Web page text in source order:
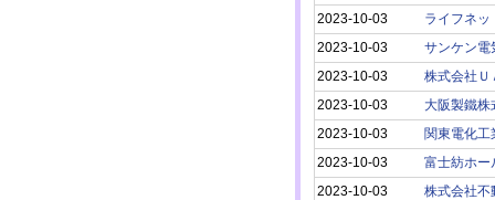
2023-10-03
ライフネッ
2023-10-03
サンケン電
2023-10-03
株式会社Ｕ
2023-10-03
大阪製鐵株
2023-10-03
関東電化工
2023-10-03
富士紡ホー
2023-10-03
株式会社不